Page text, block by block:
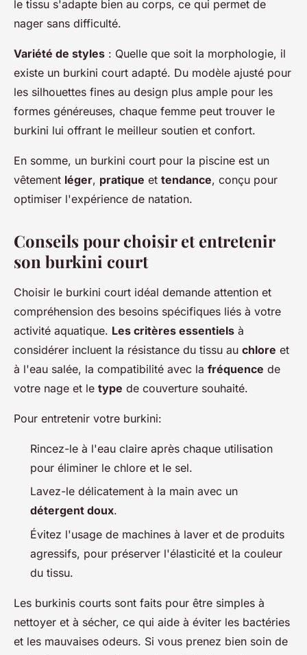
le tissu s'adapte bien au corps, ce qui permet de
nager sans difficulté.
Variété de styles : Quelle que soit la morphologie, il
existe un burkini court adapté. Du modèle ajusté pour
les silhouettes fines au design plus ample pour les
formes généreuses, chaque femme peut trouver le
burkini lui offrant le meilleur soutien et confort.
En somme, un burkini court pour la piscine est un
vêtement léger, pratique et tendance, conçu pour
optimiser l'expérience de natation.
Conseils pour choisir et entretenir
son burkini court
Choisir le burkini court idéal demande attention et
compréhension des besoins spécifiques liés à votre
activité aquatique. Les critères essentiels à
considérer incluent la résistance du tissu au chlore et
à l'eau salée, la compatibilité avec la fréquence de
votre nage et le type de couverture souhaité.
Pour entretenir votre burkini:
Rincez-le à l'eau claire après chaque utilisation
pour éliminer le chlore et le sel.
Lavez-le délicatement à la main avec un
détergent doux.
Évitez l'usage de machines à laver et de produits
agressifs, pour préserver l'élasticité et la couleur
du tissu.
Les burkinis courts sont faits pour être simples à
nettoyer et à sécher, ce qui aide à éviter les bactéries
et les mauvaises odeurs. Si vous prenez bien soin de